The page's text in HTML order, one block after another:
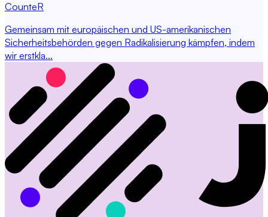
CounteR
Gemeinsam mit europäischen und US-amerikanischen
Sicherheitsbehörden gegen Radikalisierung kämpfen, indem
wir erstkla...